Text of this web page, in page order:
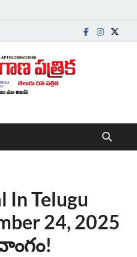
Sircilla News, Telangana
Online, Today Telugu News,
, తెలంగాణ లో తాజా అప్‌డేట్స్ ,
In Telugu
24, 2025